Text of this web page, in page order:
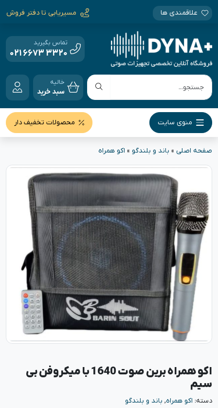
علاقمندی ها مسیریابی تا دفتر فروش
تماس بگیرید
021 6673 3320
خالیه
سبد خرید
منوی سایت محصولات تخفیف دار
صفحه اصلی » باند و بلندگو » اکو همراه
اکو همراه برین صوت 1640 با میکروفن بی
سیم
دسته: اکو همراه, باند و بلندگو